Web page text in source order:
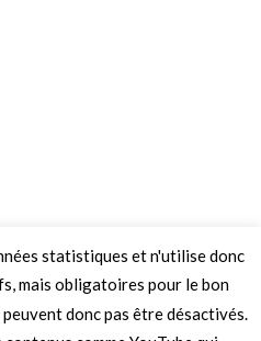
statistiques et n'utilise donc
mais obligatoires pour le bon
donc pas être désactivés.